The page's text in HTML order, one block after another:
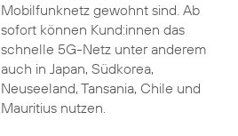
Mobilfunknetz gewohnt sind. Ab
sofort können Kund:innen das
schnelle 5G-Netz unter anderem
auch in Japan, Südkorea,
Neuseeland, Tansania, Chile und
Mauritius nutzen.